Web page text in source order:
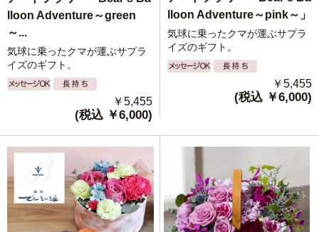
lloon Adventure～green
～...
気球に乗ったクマが運ぶサプラ
イズのギフト。
￥5,455
(税込 ￥6,000)
lloon Adventure～pink～」
気球に乗ったクマが運ぶサプラ
イズのギフト。
￥5,455
(税込 ￥6,000)